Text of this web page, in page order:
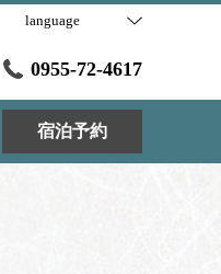
language
0955-72-4617
宿泊予約